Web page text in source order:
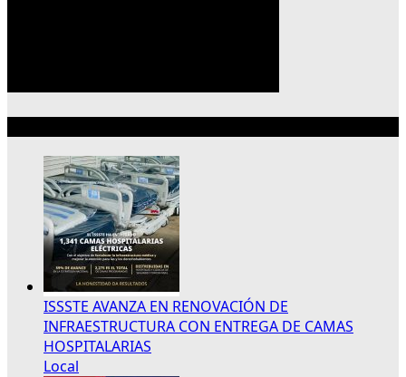
ISSSTE AVANZA EN RENOVACIÓN DE
INFRAESTRUCTURA CON ENTREGA DE CAMAS
HOSPITALARIAS
Local